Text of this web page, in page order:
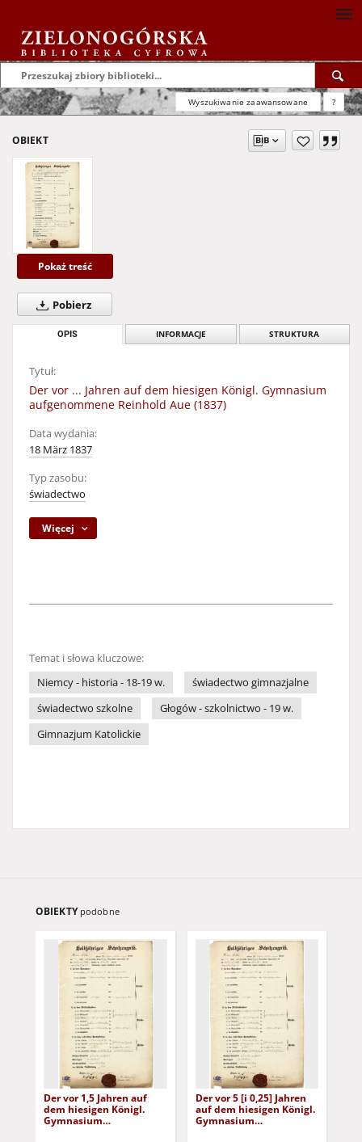
Wyszukiwanie zaawansowane ?
OBIEKT
Pokaż treść
Pobierz
OPIS INFORMACJE STRUKTURA
Tytuł:
Der vor ... Jahren auf dem hiesigen Königl. Gymnasium
aufgenommene Reinhold Aue (1837)
Data wydania:
18 März 1837
Typ zasobu:
świadectwo
Więcej
Temat i słowa kluczowe:
Niemcy - historia - 18-19 w.
świadectwo gimnazjalne
świadectwo szkolne
Głogów - szkolnictwo - 19 w.
Gimnazjum Katolickie
OBIEKTY podobne
Der vor 1,5 Jahren auf
dem hiesigen Königl.
Gymnasium
Der vor 5 [i 0,25] Jahren
auf dem hiesigen Königl.
Gymnasium